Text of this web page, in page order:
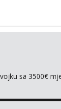
sa 3500€